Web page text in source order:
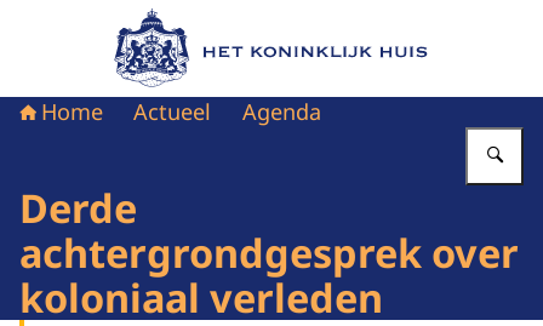
Naar de homepage van Het Koninklijk Huis
Home Actueel Agenda
Derde
achtergrondgesprek over
koloniaal verleden